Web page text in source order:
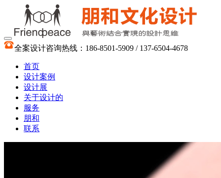
全案设计咨询热线：186-8501-5909 / 137-6504-4678
首页
设计案例
设计展
关于设计的
服务
朋和
联系